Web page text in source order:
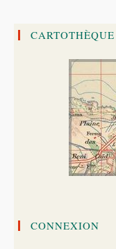
CARTOTHÈQUE
CONNEXION